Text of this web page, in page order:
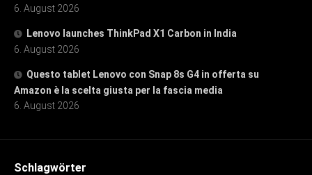
6. August 2026
Lenovo launches ThinkPad X1 Carbon in India
6. August 2026
Questo tablet Lenovo con Snap 8s G4 in offerta su
Amazon è la scelta giusta per la fascia media
6. August 2026
Schlagwörter